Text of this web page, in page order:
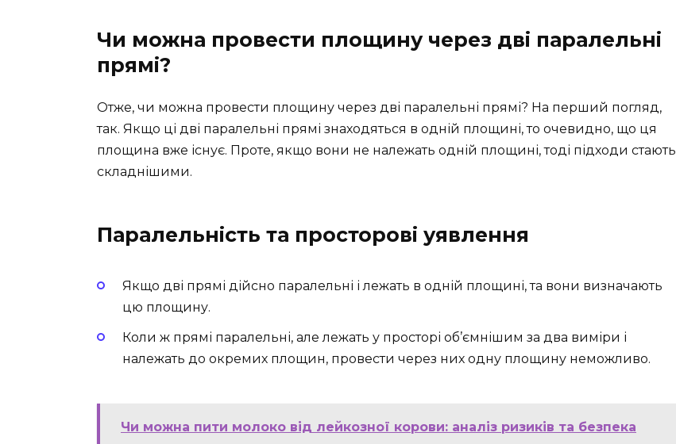
Чи можна провести площину через дві паралельні
прямі?
Отже, чи можна провести площину через дві паралельні прямі? На перший погляд,
так. Якщо ці дві паралельні прямі знаходяться в одній площині, то очевидно, що ця
площина вже існує. Проте, якщо вони не належать одній площині, тоді підходи стають
складнішими.
Паралельність та просторові уявлення
Якщо дві прямі дійсно паралельні і лежать в одній площині, та вони визначають
цю площину.
Коли ж прямі паралельні, але лежать у просторі об’ємнішим за два виміри і
належать до окремих площин, провести через них одну площину неможливо.
Чи можна пити молоко від лейкозної корови: аналіз ризиків та безпека